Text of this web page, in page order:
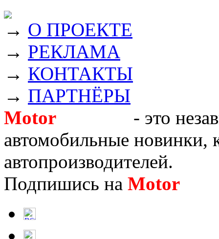
→ О ПРОЕКТЕ
→ РЕКЛАМА
→ КОНТАКТЫ
→ ПАРТНЁРЫ
Motor
- это
автомобильные новинки,
автопроизводителей.
Подпишись на Motor